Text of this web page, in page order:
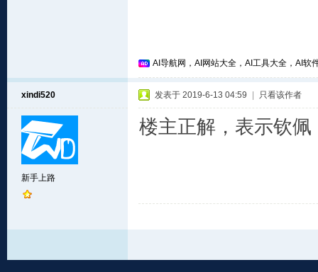
AI导航网，AI网站大全，AI工具大全，AI软
xindi520
新手上路
发表于 2019-6-13 04:59 只看该作者
楼主正解，表示钦佩